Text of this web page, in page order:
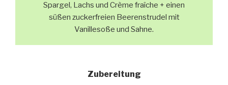
Spargel, Lachs und Crème fraîche + einen
süßen zuckerfreien Beerenstrudel mit
Vanillesoße und Sahne.
Zubereitung